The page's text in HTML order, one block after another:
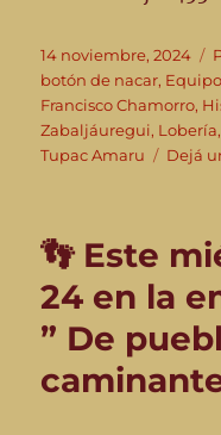
Publicado
el
14 noviembre, 2024
botón de nacar,
Francisco Chamorro,
Zabaljáuregui, Lobería
Tupac Amaru
Dejá
👣 Este
24 en la
” De